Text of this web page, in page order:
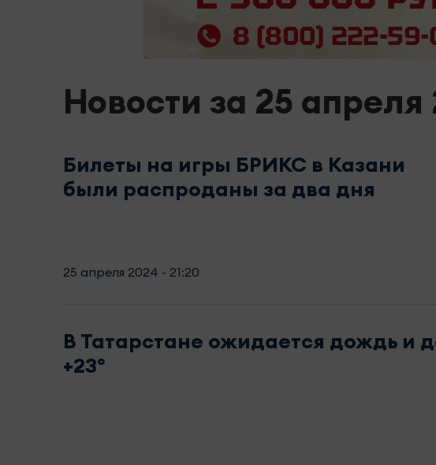
Новости за 25 апреля
Билеты на игры БРИКС в Казани
были распроданы за два дня
25 апреля 2024 - 21:20
В Татарстане ожидается дождь и
+23°